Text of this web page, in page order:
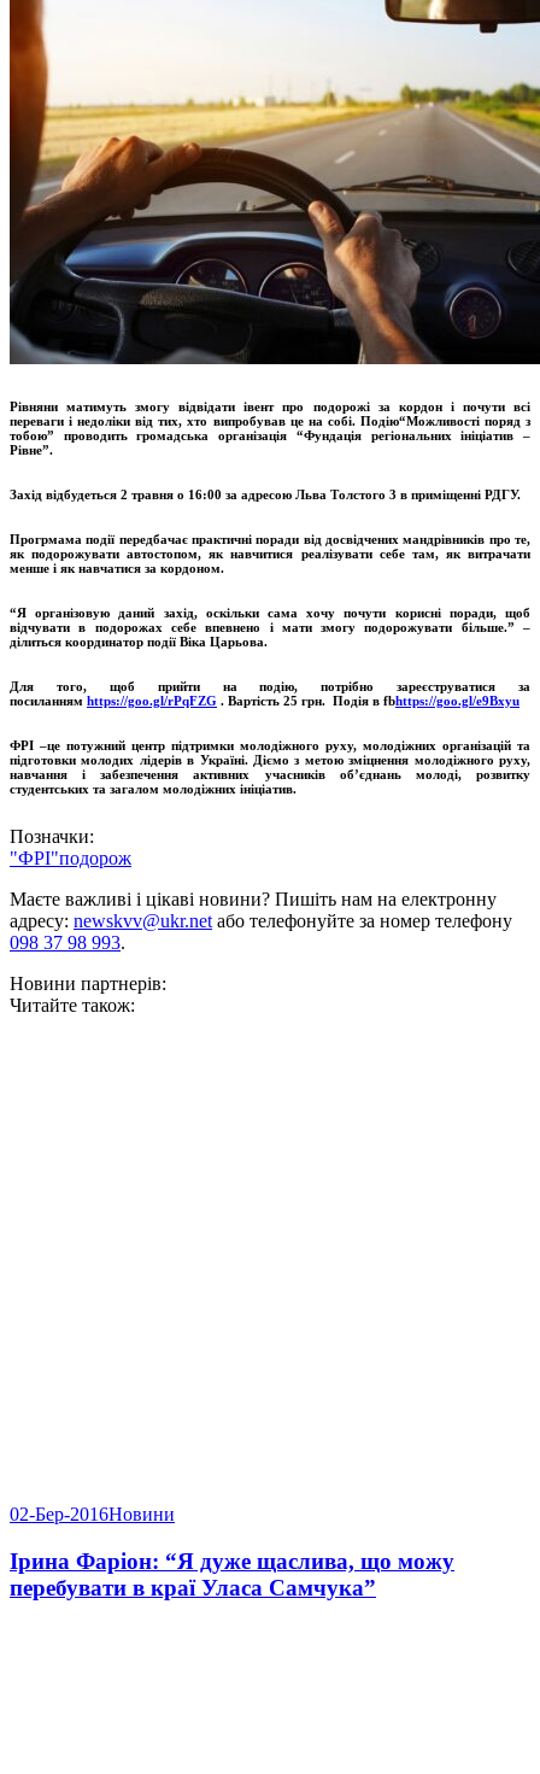
Рівняни матимуть змогу відвідати івент про подорожі за кордон і почути всі
переваги і недоліки від тих, хто випробував це на собі. Подію“Можливості поряд з
тобою” проводить громадська організація “Фундація регіональних ініціатив –
Рівне”.
Захід відбудеться 2 травня о 16:00 за адресою Льва Толстого 3 в приміщенні РДГУ.
Прогрмама події передбачає практичні поради від досвідчених мандрівників про те,
як подорожувати автостопом, як навчитися реалізувати себе там, як витрачати
менше і як навчатися за кордоном.
“Я організовую даний захід, оскільки сама хочу почути корисні поради, щоб
відчувати в подорожах себе впевнено і мати змогу подорожувати більше.” –
ділиться координатор події Віка Царьова.
Для того, щоб прийти на подію, потрібно зареєструватися за
посиланням https://goo.gl/rPqFZG . Вартість 25 грн. Подія в fbhttps://goo.gl/e9Bxyu
ФРІ –це потужний центр підтримки молодіжного руху, молодіжних організацій та
підготовки молодих лідерів в Україні. Діємо з метою зміцнення молодіжного руху,
навчання і забезпечення активних учасників об’єднань молоді, розвитку
студентських та загалом молодіжних ініціатив.
Позначки:
"ФРІ"подорож
Маєте важливі і цікаві новини? Пишіть нам на електронну
адресу: newskvv@ukr.net або телефонуйте за номер телефону
098 37 98 993.
Новини партнерів:
Читайте також:
02-Бер-2016Новини
Ірина Фаріон: “Я дуже щаслива, що можу
перебувати в краї Уласа Самчука”